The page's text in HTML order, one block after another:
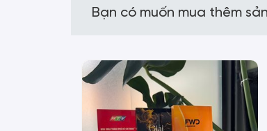
Bạn có muốn mua thêm